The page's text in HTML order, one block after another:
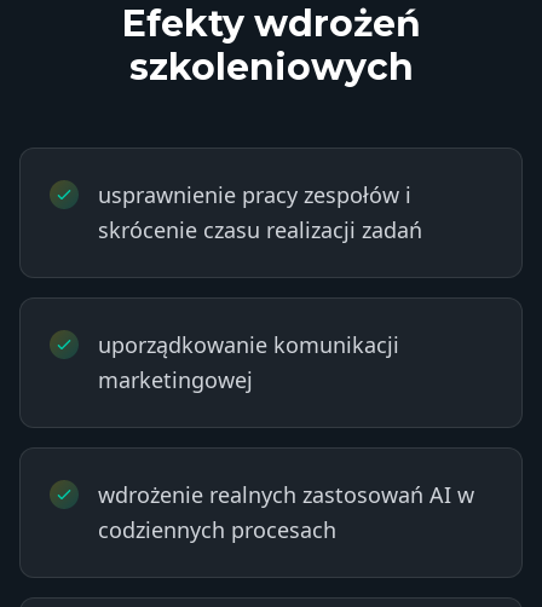
Efekty wdrożeń
szkoleniowych
usprawnienie pracy zespołów i
skrócenie czasu realizacji zadań
uporządkowanie komunikacji
marketingowej
wdrożenie realnych zastosowań AI w
codziennych procesach